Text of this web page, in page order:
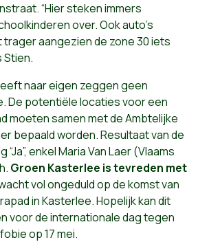
“Hier steken immers
over. Ook auto’s
trager aangezien de zone 30 iets
Stien.
naar eigen zeggen geen
De potentiële locaties voor een
moeten samen met de Ambtelijke
bepaald worden. Resultaat van de
enkel Maria Van Laer (Vlaams
Groen Kasterlee is tevreden met
vol ongeduld op de komst van
in Kasterlee. Hopelijk kan dit
voor de internationale dag tegen
op 17 mei.